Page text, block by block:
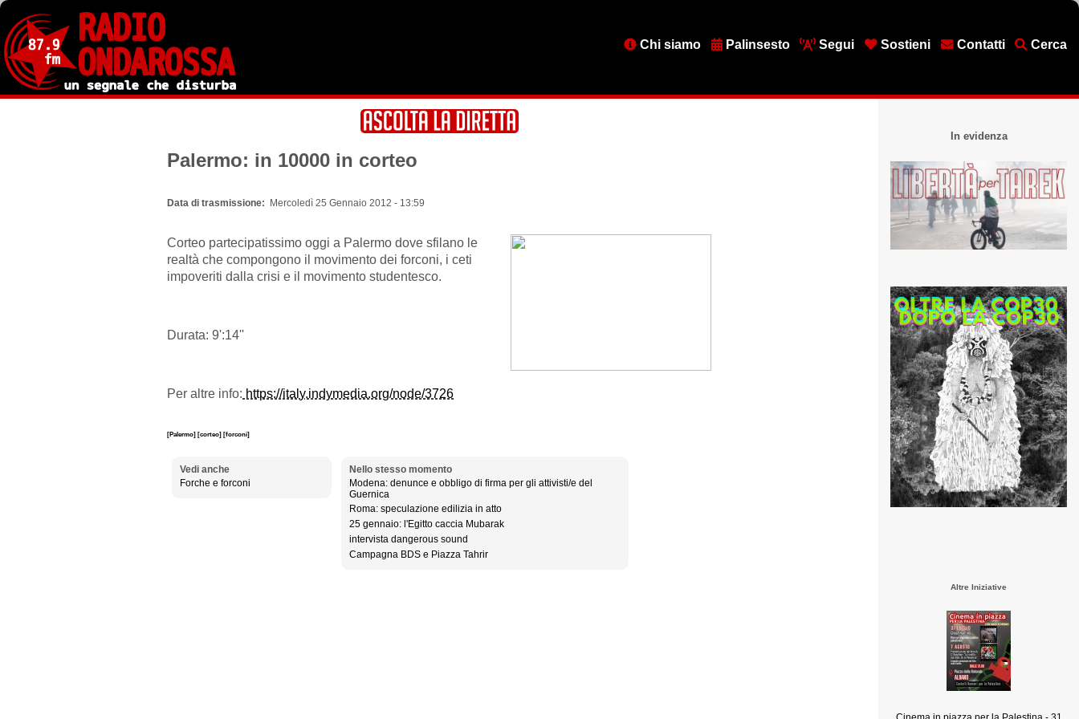
Salta
contenuto
principale
MenuChi siamo Palinsesto Segui Sostieni Contatti Cerca
Palermo: in 10000 in corteo
Data di trasmissione Mercoledì 25 Gennaio 2012 - 13:59
Corteo partecipatissimo oggi a Palermo dove sfilano le
realtà che compongono il movimento dei forconi, i ceti
impoveriti dalla crisi e il movimento studentesco.
Durata: 9':14''
Per altre info: https://italy.indymedia.org/node/3726
[Palermo] [corteo] [forconi]
Vedi anche
Forche e forconi
Nello stesso momento
Modena: denunce e obbligo di firma per gli attivisti/e del
Guernica
Roma: speculazione edilizia in atto
25 gennaio: l'Egitto caccia Mubarak
intervista dangerous sound
Campagna BDS e Piazza Tahrir
In evidenza
Altre Iniziative